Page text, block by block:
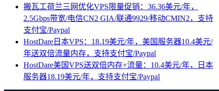
搬瓦工荷兰三网优化VPS限量促销：36.36美元/年，
2.5Gbps带宽/电信CN2 GIA/联通9929/移动CMIN2，支持
支付宝/Paypal
HostDare日本VPS：18.19美元/年，美国服务器10.4美元/
年送双倍流量内存，支持支付宝/Paypal
HostDare美国VPS送双倍内存+流量：10.4美元/年，日本
服务器18.19美元/年，支持支付宝/Paypal